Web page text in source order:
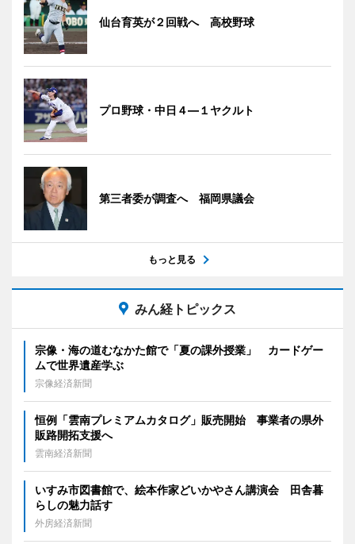
仙台育英が２回戦へ 高校野球
プロ野球・中日４―１ヤクルト
第三者委が調査へ 福岡県議会
もっと見る
みん経トピックス
宗像・海の道むなかた館で「夏の課外授業」 カードゲー
ムで世界遺産学ぶ
宗像経済新聞
恒例「雲南プレミアムカタログ」販売開始 事業者の県外
販路開拓支援へ
雲南経済新聞
いすみ市図書館で、絵本作家どいかやさん講演会 田舎暮
らしの魅力話す
外房経済新聞